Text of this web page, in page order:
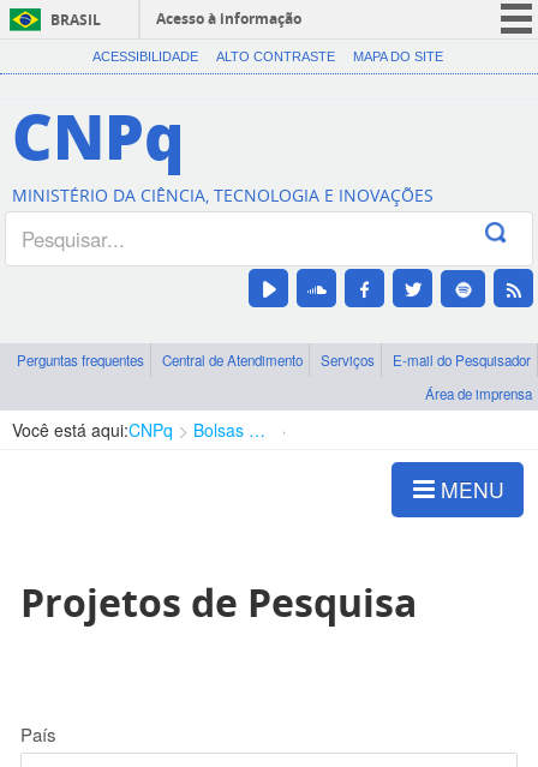
BRASIL
Acesso à informação
CORONAVÍRUS (COVID-19)
Canais
ACESSIBILIDADE ALTO CONTRASTE MAPA DO SITE
CNPq
MINISTÉRIO DA CIÊNCIA, TECNOLOGIA E INOVAÇÕES
Perguntas frequentes Central de Atendimento Serviços
E-mail do Pesquisador
Área de imprensa
Você está aqui:CNPq Bolsas e Auxílios Vigentes
MENU
Projetos de Pesquisa
País